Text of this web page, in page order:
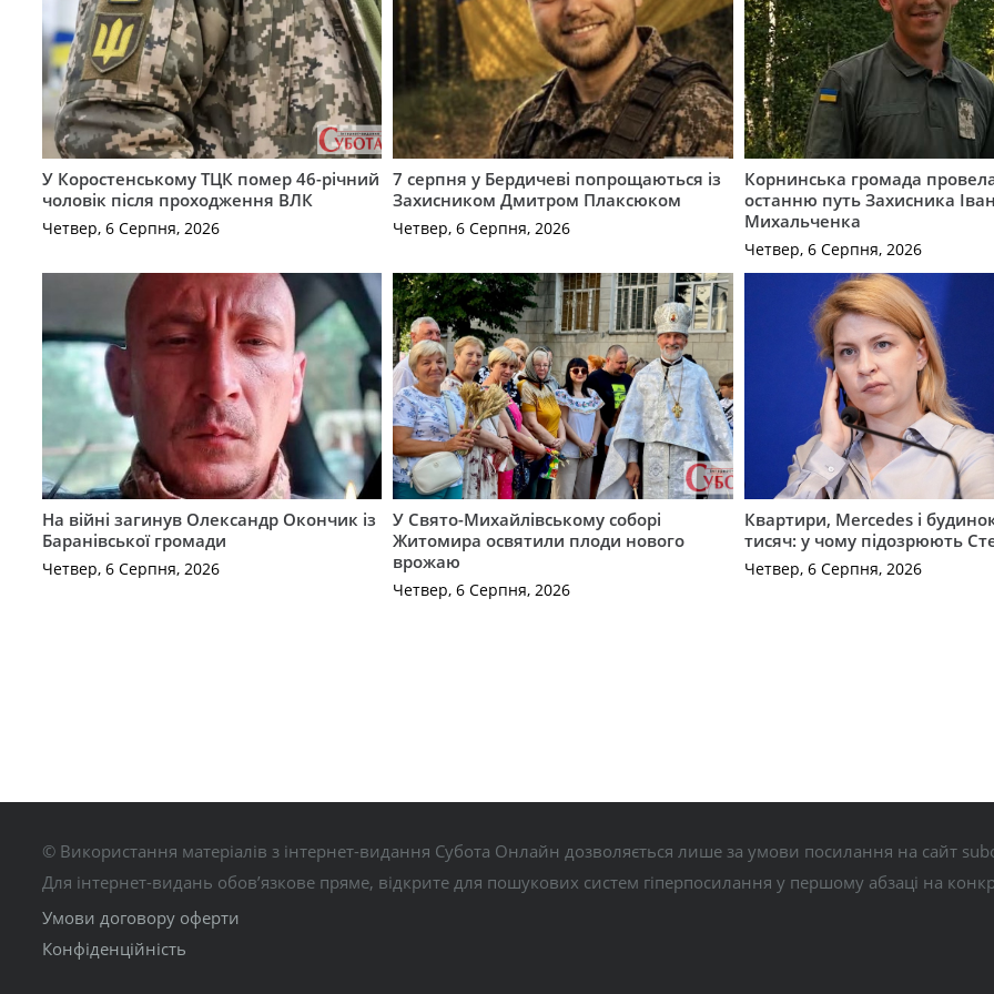
У Коростенському ТЦК помер 46-річний
чоловік після проходження ВЛК
Четвер, 6 Серпня, 2026
7 серпня у Бердичеві попрощаються із
Захисником Дмитром Плаксюком
Четвер, 6 Серпня, 2026
Корнинська громада
останню путь Захисника
Михальченка
Четвер, 6 Серпня, 2026
На війні загинув Олександр Окончик із
Баранівської громади
Четвер, 6 Серпня, 2026
У Свято-Михайлівському соборі
Житомира освятили плоди нового
врожаю
Четвер, 6 Серпня, 2026
Квартири, Mercedes і
тисяч: у чому підозрюють
Четвер, 6 Серпня, 2026
© Використання матеріалів з інтернет-видання Субота Онлайн дозволяється лише за умови посилання на сайт
Для інтернет-видань обов’язкове пряме, відкрите для пошукових систем гіперпосилання у першому абзаці на
Умови договору оферти
Конфіденційність